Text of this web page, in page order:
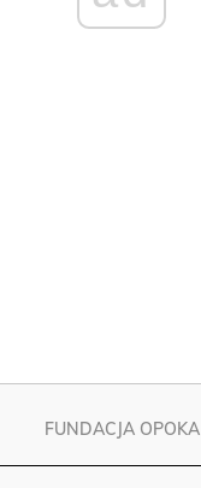
FUNDACJA OPOKA